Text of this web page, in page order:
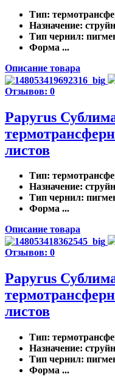
Тип:
Назначение:
Тип чернил:
Форма ...
Описание товара
Отзывов: 0
Papyrus
листов
Тип:
Назначение:
Тип чернил:
Форма ...
Описание товара
Отзывов: 0
Papyrus
листов
Тип:
Назначение:
Тип чернил:
Форма ...